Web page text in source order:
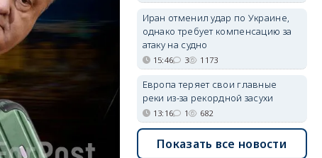
Иран отменил удар по Украине,
однако требует компенсацию за
атаку на судно
15:46 3 1173
Европа теряет свои главные
реки из-за рекордной засухи
13:16 1 682
Показать все новости